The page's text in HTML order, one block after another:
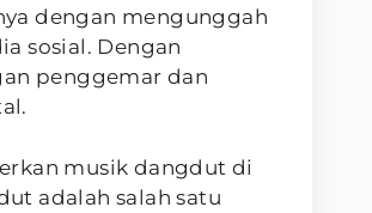
dengan mengunggah
sosial. Dengan
penggemar dan
musik dangdut di
adalah salah satu